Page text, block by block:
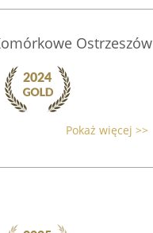
Ostrzeszów
Pokaż więcej >>